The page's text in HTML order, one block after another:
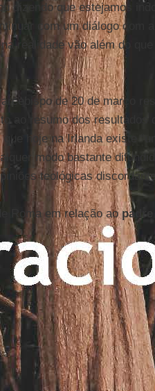
dizendo que estejamos
com um diálogo com
realidade vão além do
de 20 de março
ao resumo dos resultados
que hoje na Irlanda existe
modo bastante
teológicas
Roma em relação aopadre